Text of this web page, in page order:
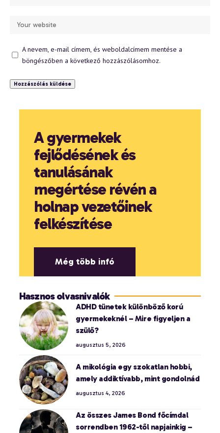
A nevem, e-mail címem, és weboldalcímem mentése a
böngészőben a következő hozzászólásomhoz.
A gyermekek
fejlődésének és
tanulásának
megértése révén a
holnap vezetőinek
felkészítése
Még több infó
Hasznos olvasnivalók
ADHD tünetek különböző korú
gyermekeknél – Mire figyeljen a
szülő?
augusztus 5, 2026
A mikológia egy szokatlan hobbi,
amely addiktívabb, mint gondolnád
augusztus 4, 2026
Az összes James Bond főcímdal
sorrendben 1962-től napjainkig –